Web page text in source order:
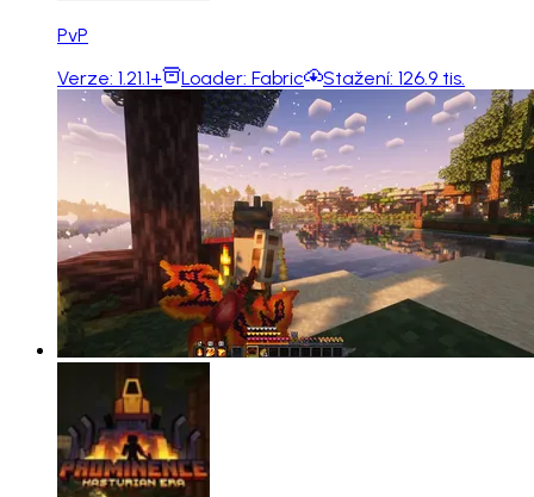
PvP
Verze: 1.21.1+ Loader: Fabric Stažení: 126.9 tis.